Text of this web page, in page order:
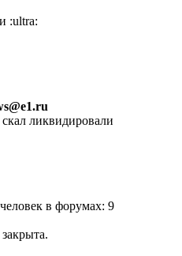
:ultra:
ликвидировали